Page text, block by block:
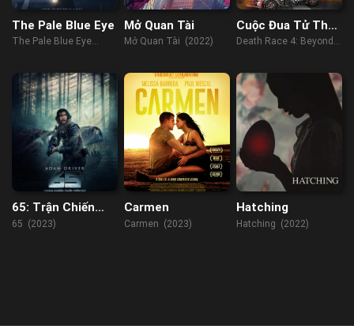
The Pale Blue Eye
The Pale Blue Eye
Mở Quan Tài
Mở Quan Tài (2022)
Cuộc Đua Tử Thần
4: Cuộc Chiến Hỗn
Death Race 4: Beyond
65: Trận Chiến
Thời Tiền Sử
65 (2023)
Carmen
Carmen (2023)
Hatching
Hatching (2022)